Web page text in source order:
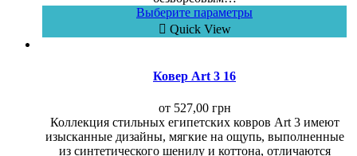
Выберите параметры
Quick View
Ковер Art 3 16
от 527,00 грн
Коллекция стильных египетских ковров Art 3 имеют
изысканные дизайны, мягкие на ощупь, выполненные
из синтетического шенилу и коттона, отличаются